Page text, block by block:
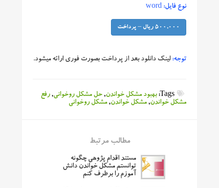
نوع فایل: word
500,000 ریال – پرداخت
توجه: لینک دانلود بعد از پرداخت بصورت فوری ارائه میشود.
Tags: بهبود مشکل خواندن,حل مشکل روخوانی,رفع
مشکل خواندن,مشکل خواندن,مشکل روخوانی
مطالب مرتبط
مستند اقدام پژوهی چگونه
توانستم مشکل خواندن دانش
آموزم را برطرف کنم